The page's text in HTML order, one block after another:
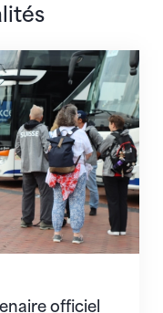
officiel
officiel de la FSG